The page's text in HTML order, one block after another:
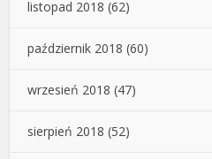
listopad 2018 (62)
październik 2018 (60)
wrzesień 2018 (47)
sierpień 2018 (52)